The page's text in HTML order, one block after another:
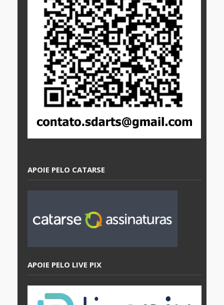
APOIE PELO CATARSE
APOIE PELO LIVE PIX